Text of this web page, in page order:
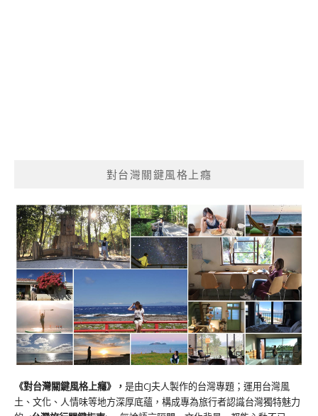
對台灣關鍵風格上癮
《對台灣關鍵風格上癮》 ， 是由CJ夫人製作的台灣專題；運用台灣風
土、文化、人情味等地方深厚底蘊，構成專為旅行者認識台灣獨特魅力